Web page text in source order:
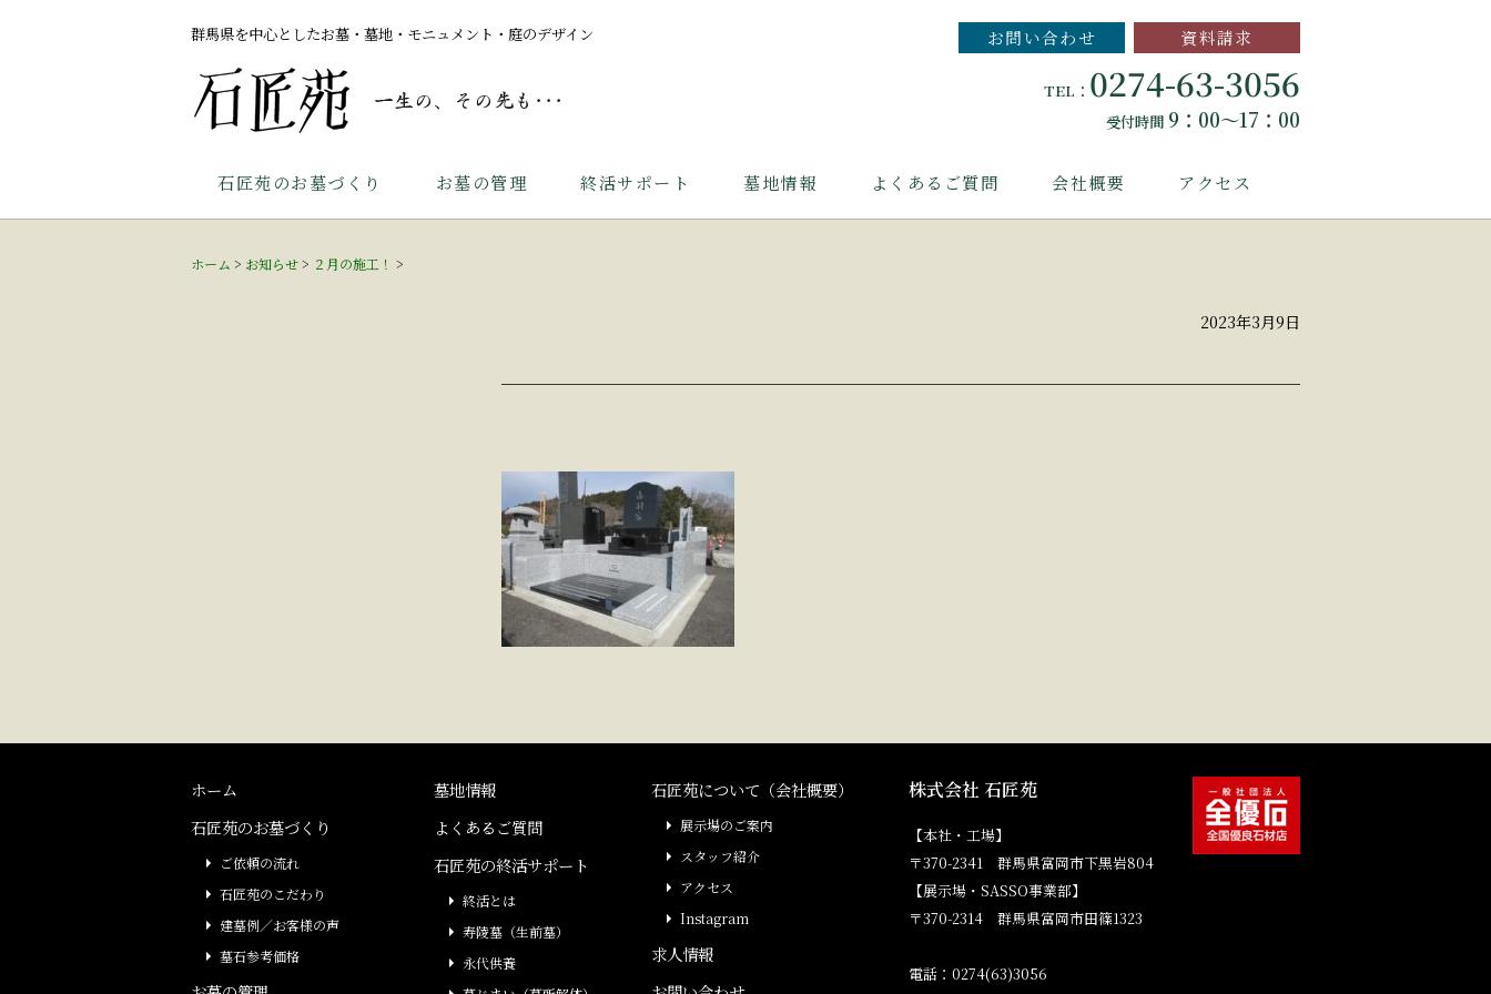
群馬県を中心としたお墓・墓地・モニュメント・庭のデザイン お問い合わせ 資料請求
TEL： 0274-63-3056
受付時間 9：00～17：00
石匠苑のお墓づくり お墓の管理 終活サポート 墓地情報 よくあるご質問 会社概要 アクセス
ホーム > お知らせ> ２月の施工！ >
2023年3月9日
ホーム
石匠苑のお墓づくり
ご依頼の流れ
石匠苑のこだわり
建墓例／お客様の声
墓石参考価格
墓地情報
よくあるご質問
石匠苑の終活サポート
終活とは
寿陵墓（生前墓）
永代供養
石匠苑について（会社概要）
展示場のご案内
スタッフ紹介
アクセス
Instagram
求人情報
株式会社 石匠苑
【本社・工場】
〒370-2341 群馬県富岡市下黒岩804
【展示場・SASSO事業部】
〒370-2314 群馬県富岡市田篠1323
電話：0274(63)3056